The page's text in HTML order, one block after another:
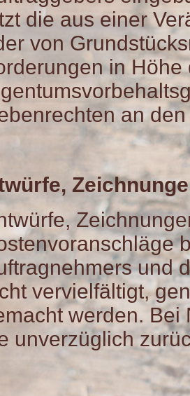
die aus einer
von
in Höhe
an
und
vervielfältigt,
werden. Bei
unverzüglich